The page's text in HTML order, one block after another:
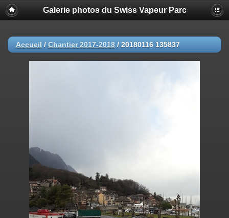
Galerie photos du Swiss Vapeur Parc
Accueil / Chantier 2017-2018 / 20180116 135837